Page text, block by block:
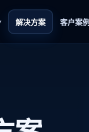
解决方案 客户案例